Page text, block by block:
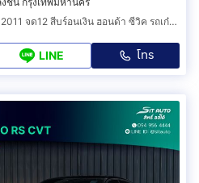
Honda Civic FD 1.8E เกียร์ออโต้ ปี2011 จด12 สีบร์อนเงิน ฮอนด้า ซีวิค รถเก๋ง รถสวยสภาพนางฟ้า
LINE โทร